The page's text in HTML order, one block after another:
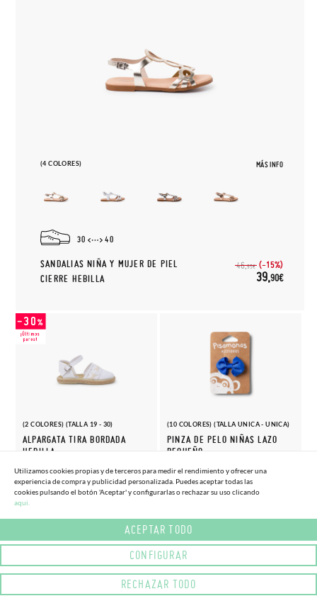
(4 COLORES) MÁS INFO
30 40
SANDALIAS NIÑA Y MUJER DE PIEL
CIERRE HEBILLA
46,95€ (-15%)
39,90€
(2 COLORES) (TALLA 19 - 30)
ALPARGATA TIRA BORDADA
HEBILLA
29, 95€ (-30%)
20,96€
(10 COLORES) (TALLA UNICA - UNICA)
PINZA DE PELO NIÑAS LAZO
PEQUEÑO
4,50€
4,05€
Utilizamos cookies propias y de terceros para medir el rendimiento y ofrecer una
experiencia de compra y publicidad personalizada. Puedes aceptar todas las
cookies pulsando el botón 'Aceptar' y configurarlas o rechazar su uso clicando
aqui.
ACEPTAR TODO
CONFIGURAR
RECHAZAR TODO